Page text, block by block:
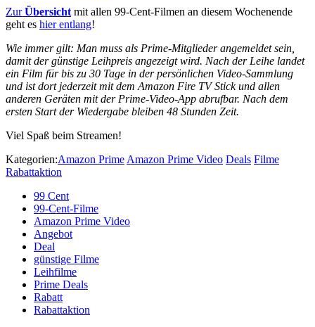
ZurÜbersicht mit allen 99-Cent-Filmen an diesem Wochenende
geht es hier entlang!
Wie immer gilt: Man muss als Prime-Mitglieder angemeldet sein,
damit der günstige Leihpreis angezeigt wird. Nach der Leihe landet
ein Film für bis zu 30 Tage in der persönlichen Video-Sammlung
und ist dort jederzeit mit dem Amazon Fire TV Stick und allen
anderen Geräten mit der Prime-Video-App abrufbar. Nach dem
ersten Start der Wiedergabe bleiben 48 Stunden Zeit.
Viel Spaß beim Streamen!
Kategorien:Amazon Prime Amazon Prime Video Deals Filme
Rabattaktion
99 Cent
99-Cent-Filme
Amazon Prime Video
Angebot
Deal
günstige Filme
Leihfilme
Prime Deals
Rabatt
Rabattaktion